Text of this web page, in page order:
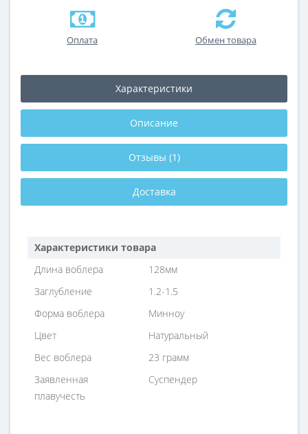
Оплата Обмен товара
Характеристики
Описание
Отзывы (1)
Доставка
Характеристики товара
Длина воблера
128мм
Заглубление
1.2-1.5
Форма воблера
Минноу
Цвет
Натуральный
Вес воблера
23 грамм
Заявленная
плавучесть
Суспендер